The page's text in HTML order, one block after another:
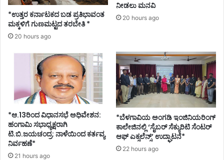
*ಉತ್ತರ ಕರ್ನಾಟಕದ ಬಡ ಪ್ರತಿಭಾವಂತ
ಮಕ್ಕಳಿಗೆ ಗುಣಮಟ್ಟದ ತರಬೇತಿ *
20 hours ago
ನೀಡಲು ಮನವಿ
20 hours ago
*ಆ.13ರಿಂದ ವಿಧಾನಸಭೆ ಅಧಿವೇಶನ:
ಹಂಗಾಮಿ ಸಭಾಧ್ಯಕ್ಷರಾಗಿ
ಟಿ.ಬಿ.ಜಯಚಂದ್ರ: ನಾಳೆಯಿಂದ ಕರ್ತವ್ಯ
ನಿರ್ವಹಣೆ*
21 hours ago
*ಬೆಳಗಾವಿಯ ಅಂಗಡಿ ಇಂಜಿನಿಯರಿಂಗ್
ಕಾಲೇಜಿನಲ್ಲಿ ‘ಸೈಬರ್ ಸೆಕ್ಯುರಿಟಿ ಸೆಂಟರ್
ಆಫ್ ಎಕ್ಸಲೆನ್ಸ್’ ಉದ್ಘಾಟನೆ*
22 hours ago